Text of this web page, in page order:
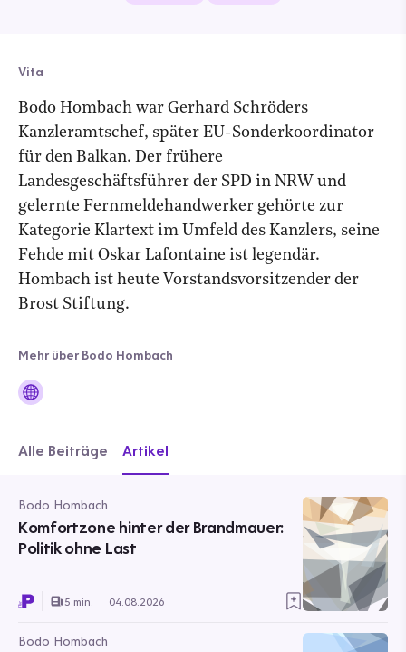
Vita
Bodo Hombach war Gerhard Schröders
Kanzleramtschef, später EU-Sonderkoordinator
für den Balkan. Der frühere
Landesgeschäftsführer der SPD in NRW und
gelernte Fernmeldehandwerker gehörte zur
Kategorie Klartext im Umfeld des Kanzlers, seine
Fehde mit Oskar Lafontaine ist legendär.
Hombach ist heute Vorstandsvorsitzender der
Brost Stiftung.
Mehr über Bodo Hombach
Alle Beiträge Artikel
Bodo Hombach
Komfortzone hinter der Brandmauer:
Politik ohne Last
5 min. 04.08.2026
Bodo Hombach